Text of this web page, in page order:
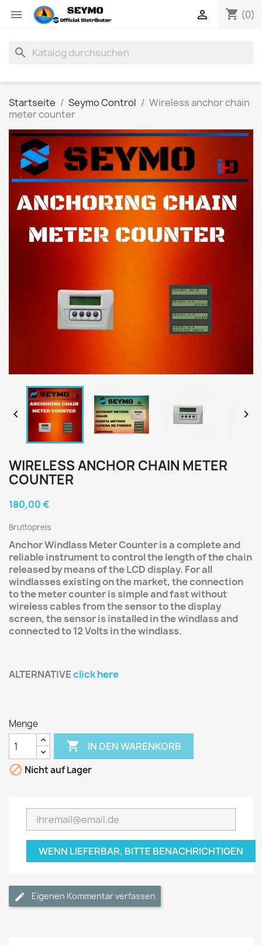
 shopping_cart (0)

search
Startseite Seymo Control
Wireless anchor chain
meter counter
 
WIRELESS ANCHOR CHAIN METER
COUNTER
180,00 €
Bruttopreis
Anchor Windlass Meter Counter is a complete and
reliable instrument to control the length of the chain
released by means of the LCD display. For all
windlasses existing on the market, the connection
to the meter counter is simple and fast without
wireless cables from the sensor to the display
screen, the sensor is installed in the windlass and
connected to 12 Volts in the windlass.
ALTERNATIVEclick here
Menge
 IN DEN WARENKORB
 Nicht auf Lager
WENN LIEFERBAR, BITTE BENACHRICHTIGEN
Eigenen Kommentar verfassen